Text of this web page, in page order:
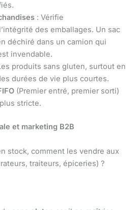
: Vérifie
des emballages. Un sac
déchiré dans un camion qui
invendable.
produits sans gluten, surtout en
durées de vie plus courtes.
(Premier entré, premier sorti)
stricte.
et marketing B2B
stock, comment les vendre aux
traiteurs, épiceries) ?